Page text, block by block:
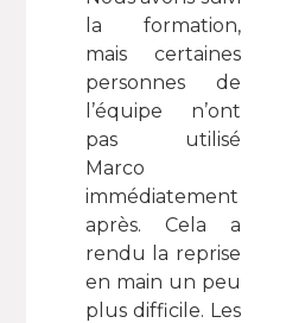
la formation,
mais certaines
personnes de
l’équipe n’ont
pas utilisé
Marco
immédiatement
après. Cela a
rendu la reprise
en main un peu
plus difficile. Les